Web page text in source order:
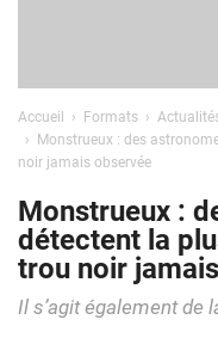
Accueil Formats
Monstrueux : des
noir jamais observée
Monstrueux :
détectent la
trou noir
Il s’agit également de